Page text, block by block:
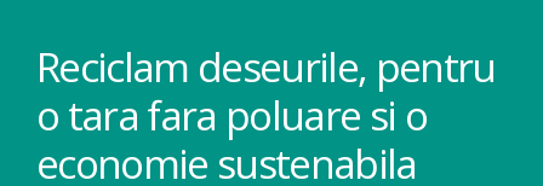
Reciclam deseurile, pentru
o tara fara poluare si o
economie sustenabila